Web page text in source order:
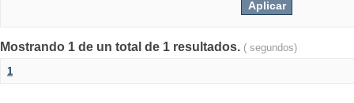
Mostrando 1 de un total de 1 resultados. ( segundos)
1